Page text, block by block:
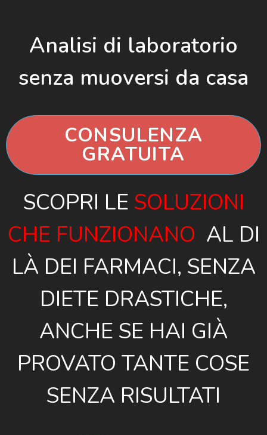
Analisi di laboratorio
senza muoversi da casa
CONSULENZA
GRATUITA
SCOPRI LE SOLUZIONI
CHE FUNZIONANO AL DI
LÀ DEI FARMACI, SENZA
DIETE DRASTICHE,
ANCHE SE HAI GIÀ
PROVATO TANTE COSE
SENZA RISULTATI